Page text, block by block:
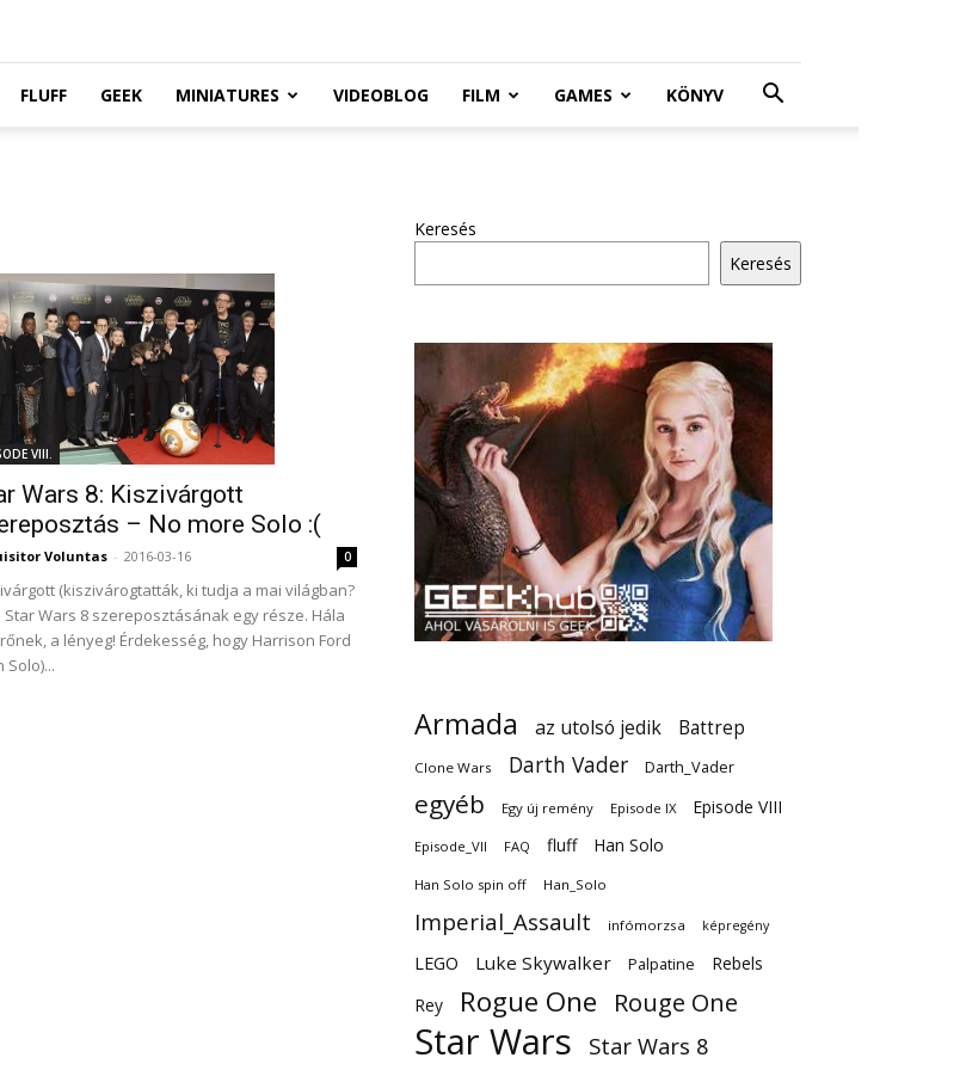
FLUFF GEEK MINIATURES VIDEOBLOG FILM GAMES KÖNYV
VIII.
Wars 8: Kiszivárgott
– No more Solo :(
Voluntas - 2016-03-16 0
(kiszivárogtatták, ki tudja a mai világban?
Star Wars 8 szereposztásának egy része. Hála
a lényeg! Érdekesség, hogy Harrison Ford
Solo)...
Keresés
Keresés
Armada az utolsó jedik Battrep
Clone Wars Darth Vader Darth_Vader
egyéb Egy új remény Episode IX Episode VIII
Episode_VII FAQ fluff Han Solo
Han Solo spin off Han_Solo
Imperial_Assault infómorzsa képregény
LEGO Luke Skywalker Palpatine
Rebels
Rey
Rogue One Rouge One
Star Wars Star Wars 8